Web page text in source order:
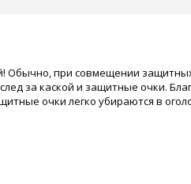
Обычно, при совмещении
за каской и защитные очки.
очки легко убираются в